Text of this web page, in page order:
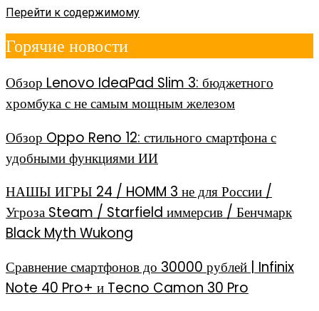
Перейти к содержимому
Горячие новости
Обзор Lenovo IdeaPad Slim 3: бюджетного
хромбука с не самым мощным железом
Обзор Oppo Reno 12: стильного смартфона с
удобными функциями ИИ
НАШЫ ИГРЫ 24 / HOMM 3 не для России /
Угроза Steam / Starfield иммерсив / Бенчмарк
Black Myth Wukong
Сравнение смартфонов до 30000 рублей | Infinix
Note 40 Pro+ и Tecno Camon 30 Pro